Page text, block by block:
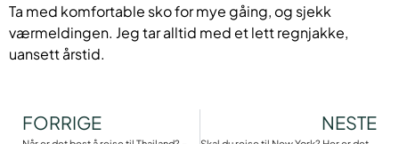
Ta med komfortable sko for mye gåing, og sjekk
værmeldingen. Jeg tar alltid med et lett regnjakke,
uansett årstid.
FORRIGE NESTE